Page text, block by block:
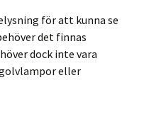
för att kunna se
det finnas
dock inte vara
eller